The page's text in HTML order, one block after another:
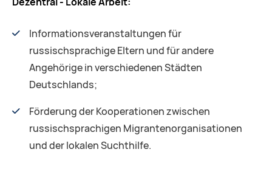
Informationsveranstaltungen für
russischsprachige Eltern und für andere
Angehörige in verschiedenen Städten
Deutschlands;
Förderung der Kooperationen zwischen
russischsprachigen Migrantenorganisationen
und der lokalen Suchthilfe.